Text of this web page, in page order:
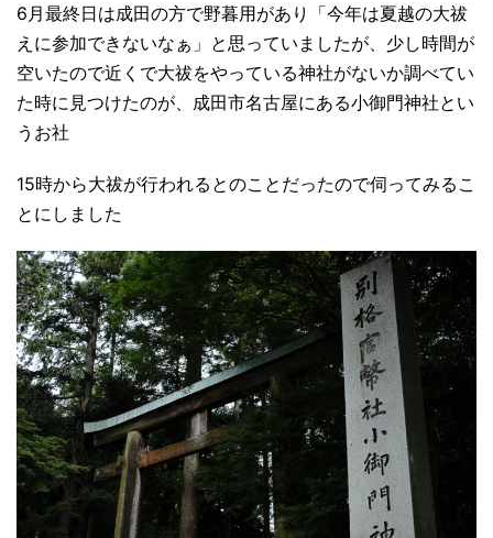
6月最終日は成田の方で野暮用があり「今年は夏越の大祓
えに参加できないなぁ」と思っていましたが、少し時間が
空いたので近くで大祓をやっている神社がないか調べてい
た時に見つけたのが、成田市名古屋にある小御門神社とい
うお社
15時から大祓が行われるとのことだったので伺ってみるこ
とにしました